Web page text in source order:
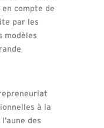
compte de
par les
modèles
à la
des